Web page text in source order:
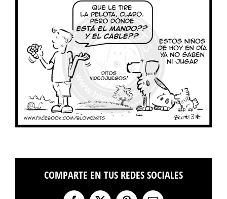
COMPARTE EN TUS REDES SOCIALES